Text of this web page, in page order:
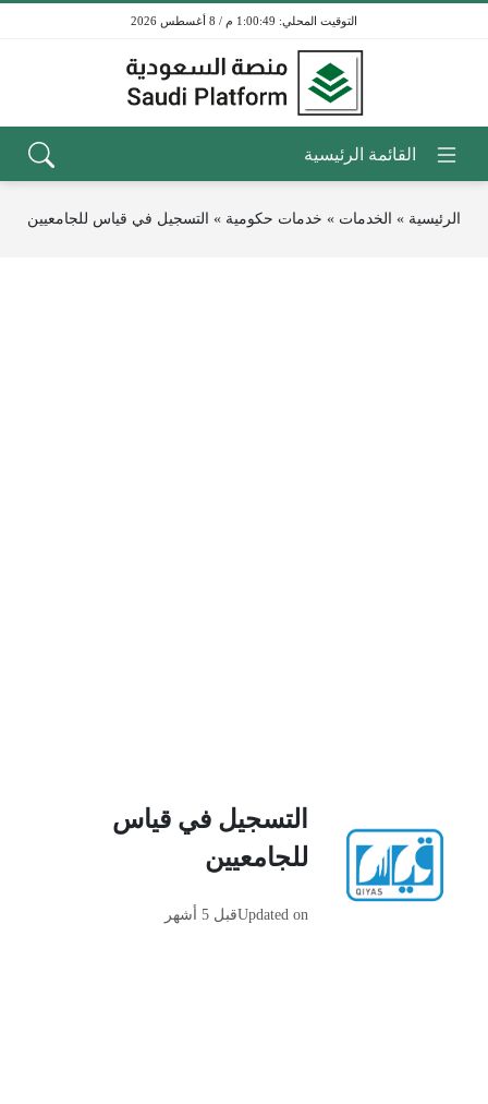
1:00:49 م / 8 أغسطس 2026
الرئيسية » الخدمات » خدمات حكومية » التسجيل في قياس للجامعيين
التسجيل في قياس
للجامعيين
Updated onقبل 5 أشهر